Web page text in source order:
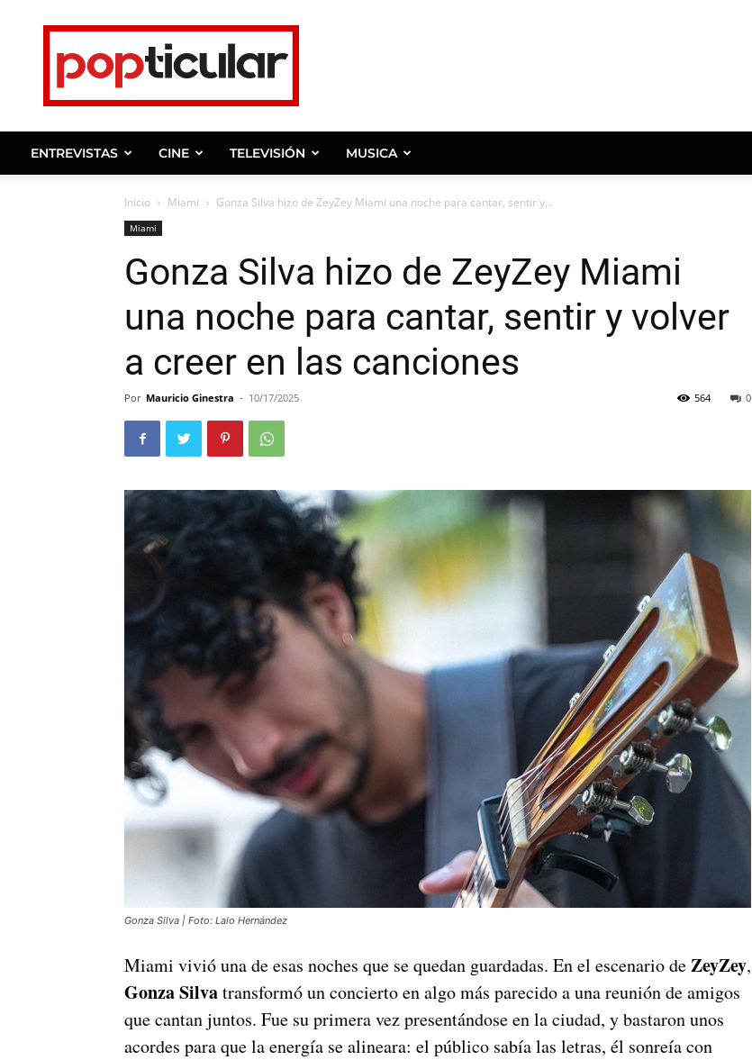
Noticias
de
y
celebridades.
ENTREVISTAS CINE TELEVISIÓN MUSICA
Inicio Miami Gonza Silva hizo de ZeyZey Miami una noche para cantar, sentir y...
Miami
Gonza Silva hizo de ZeyZey Miami
una noche para cantar, sentir y volver
a creer en las canciones
Por Mauricio Ginestra - 10/17/2025 0
564
Gonza Silva | Foto: Lalo Hernández
Miami vivió una de esas noches que se quedan guardadas. En el escenario deZeyZey,
Gonza Silvatransformó un concierto en algo más parecido a una reunión de amigos
que cantan juntos. Fue su primera vez presentándose en la ciudad, y bastaron unos
acordes para que la energía se alineara: el público sabía las letras, él sonreía con